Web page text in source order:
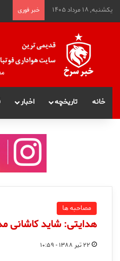
یکشنبه, ۱۸ مرداد ۱۴۰۵ خبر فوری
خانه تاریخچه اخبار
مصاحبه ها
هدایتی: شاید کاشانی
۲۲ تیر ۱۳۸۸ - ۱۰:۵۹